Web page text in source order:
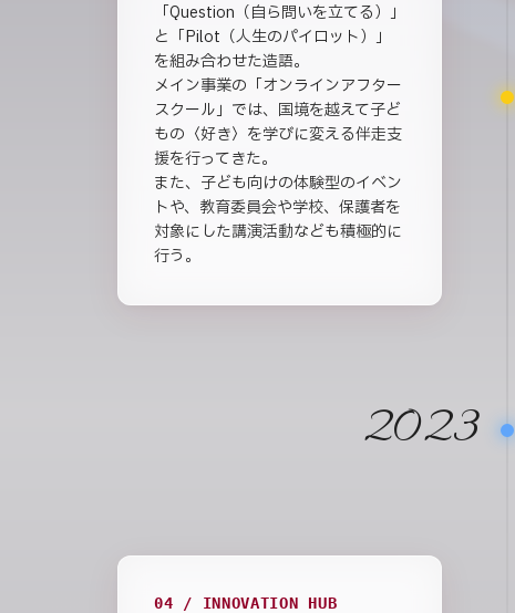
「Question（自ら問いを立てる）」
と「Pilot（人生のパイロット）」
を組み合わせた造語。
メイン事業の「オンラインアフター
スクール」では、国境を越えて子ど
もの〈好き〉を学びに変える伴走支
援を行ってきた。
また、子ども向けの体験型のイベン
トや、教育委員会や学校、保護者を
対象にした講演活動なども積極的に
行う。
2023
04 / INNOVATION HUB